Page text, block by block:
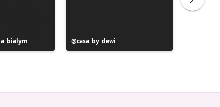
Publicación
realizada
casa_by_dewi